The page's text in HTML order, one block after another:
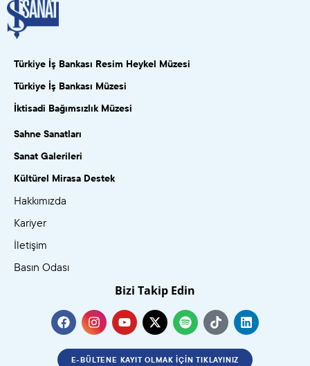
Türkiye İş Bankası Resim Heykel Müzesi
Türkiye İş Bankası Müzesi
İktisadi Bağımsızlık Müzesi
Sahne Sanatları
Sanat Galerileri
Kültürel Mirasa Destek
Hakkımızda
Kariyer
İletişim
Basın Odası
Bizi Takip Edin
E-BÜLTENE KAYIT OLMAK İÇIN TIKLAYINIZ